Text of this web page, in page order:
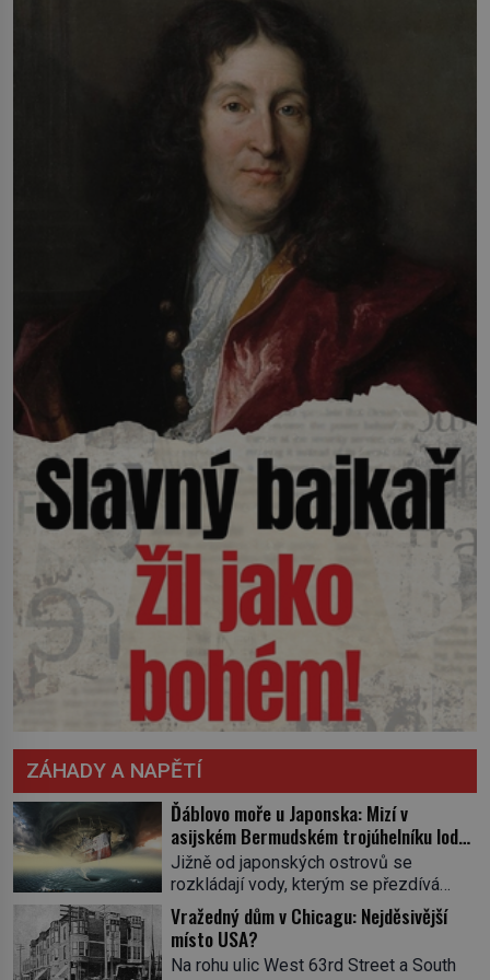
ZÁHADY A NAPĚTÍ
Ďáblovo moře u Japonska: Mizí v
asijském Bermudském trojúhelníku lodě
ve spárech neznámé síly?
Jižně od japonských ostrovů se
rozkládají vody, kterým se přezdívá
Ďáblovo moře. Vypráví se o lodích
mizejících beze stopy, podivných
světlech, zrádných proudech i mořských
dracích, kteří měli tyto končiny střežit už
Vražedný dům v Chicagu: Nejděsivější
místo USA?
Na rohu ulic West 63rd Street a South